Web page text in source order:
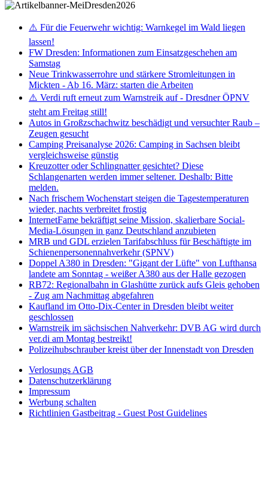
⚠️ Für die Feuerwehr wichtig: Warnkegel im Wald liegen
lassen!
FW Dresden: Informationen zum Einsatzgeschehen am
Samstag
Neue Trinkwasserrohre und stärkere Stromleitungen in
Mickten - Ab 16. März: starten die Arbeiten
⚠️ Verdi ruft erneut zum Warnstreik auf - Dresdner ÖPNV
steht am Freitag still!
Autos in Großzschachwitz beschädigt und versuchter Raub –
Zeugen gesucht
Camping Preisanalyse 2026: Camping in Sachsen bleibt
vergleichsweise günstig
Kreuzotter oder Schlingnatter gesichtet? Diese
Schlangenarten werden immer seltener. Deshalb: Bitte
melden.
Nach frischem Wochenstart steigen die Tagestemperaturen
wieder, nachts verbreitet frostig
InternetFame bekräftigt seine Mission, skalierbare Social-
Media-Lösungen in ganz Deutschland anzubieten
MRB und GDL erzielen Tarifabschluss für Beschäftigte im
Schienenpersonennahverkehr (SPNV)
Doppel A380 in Dresden: "Gigant der Lüfte" von Lufthansa
landete am Sonntag - weißer A380 aus der Halle gezogen
RB72: Regionalbahn in Glashütte zurück aufs Gleis gehoben
- Zug am Nachmittag abgefahren
Kaufland im Otto-Dix-Center in Dresden bleibt weiter
geschlossen
Warnstreik im sächsischen Nahverkehr: DVB AG wird durch
ver.di am Montag bestreikt!
Polizeihubschrauber kreist über der Innenstadt von Dresden
Verlosungs AGB
Datenschutzerklärung
Impressum
Werbung schalten
Richtlinien Gastbeitrag - Guest Post Guidelines